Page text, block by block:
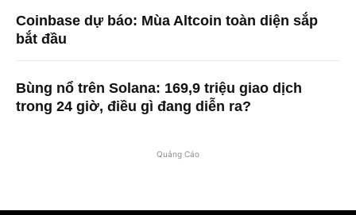
Coinbase dự báo: Mùa Altcoin toàn diện sắp
bắt đầu
Bùng nổ trên Solana: 169,9 triệu giao dịch
trong 24 giờ, điều gì đang diễn ra?
Quảng Cáo